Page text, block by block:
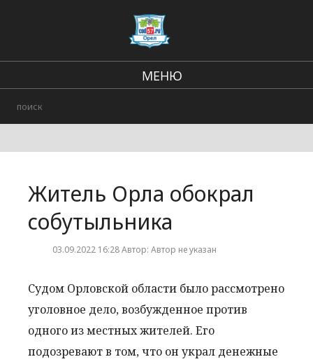
МЕНЮ
Происшествия
Житель Орла обокрал
собутыльника
03.09.2022 16:28 Автор: Автор не указан
Судом Орловской области было рассмотрено
уголовное дело, возбужденное против
одного из местных жителей. Его
подозревают в том, что он украл денежные